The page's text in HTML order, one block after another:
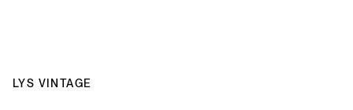
LYS VINTAGE